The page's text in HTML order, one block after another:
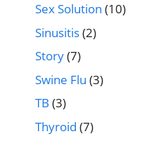
Sex Solution (10)
Sinusitis(2)
Story(7)
Swine Flu (3)
TB (3)
Thyroid (7)